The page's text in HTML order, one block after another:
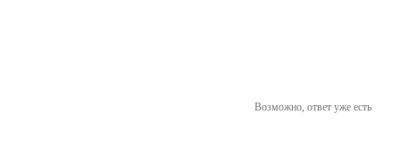
Возможно, ответ уже есть